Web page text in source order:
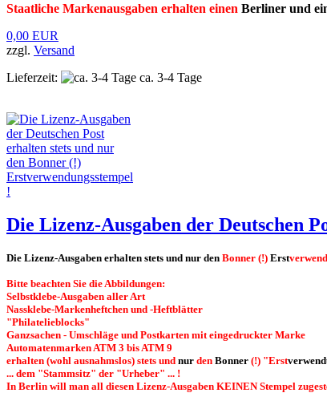
Staatliche Markenausgaben erhalten einen Berliner und
0,00 EUR
zzgl. Versand
Lieferzeit:
ca. 3-4 Tage
Die Lizenz-Ausgaben der Deutschen
Die Lizenz-Ausgaben erhalten stets und nur den Bonner (!) Erst
Bitte beachten Sie die Abbildungen:
Selbstklebe-Ausgaben aller Art
Nassklebe-Markenheftchen und -Heftblätter
"Philatelieblocks"
Ganzsachen - Umschläge und Postkarten mit eingedruckter Marke
Automatenmarken ATM 3 bis ATM 9
erhalten (wohl ausnahmslos) stets und nur den Bonner (!) "Erst
... dem "Stammsitz" der "Urheber" ... !
In Berlin will man all diesen Lizenz-Ausgaben KEINEN Stempel